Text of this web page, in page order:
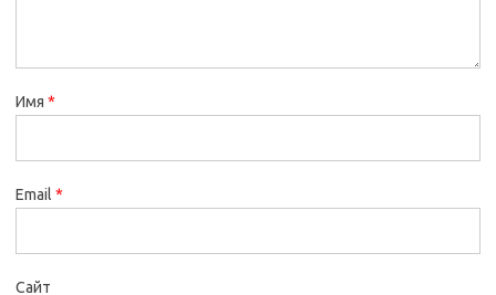
Имя *
Email *
Сайт